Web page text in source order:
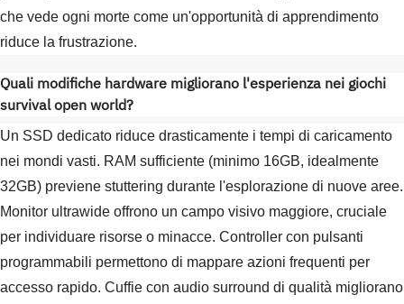
che vede ogni morte come un'opportunità di apprendimento
riduce la frustrazione.
Quali modifiche hardware migliorano l'esperienza nei giochi
survival open world?
Un SSD dedicato riduce drasticamente i tempi di caricamento
nei mondi vasti. RAM sufficiente (minimo 16GB, idealmente
32GB) previene stuttering durante l'esplorazione di nuove aree.
Monitor ultrawide offrono un campo visivo maggiore, cruciale
per individuare risorse o minacce. Controller con pulsanti
programmabili permettono di mappare azioni frequenti per
accesso rapido. Cuffie con audio surround di qualità migliorano